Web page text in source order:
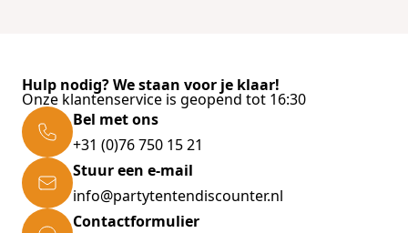
Hulp nodig? We staan voor je klaar!
Onze klantenservice is geopend tot 16:30
Bel met ons
+31 (0)76 750 15 21
Stuur een e-mail
info@partytentendiscounter.nl
Contactformulier